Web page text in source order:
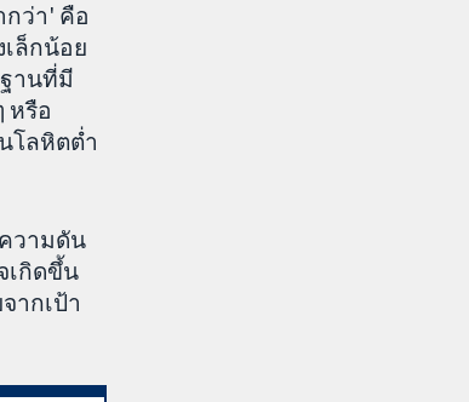
ว่า' คือ
ล็กน้อย
านที่มี
หรือ
โลหิตต่ำ
วามดัน
เกิดขึ้น
ากเป้า